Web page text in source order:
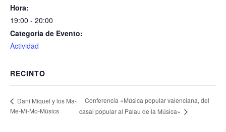
Hora:
19:00 - 20:00
Categoría de Evento:
Actividad
RECINTO
Dani Miquel y los Ma-
Me-Mi-Mo-Músics
Conferencia «Música popular valenciana, del
casal popular al Palau de la Música»